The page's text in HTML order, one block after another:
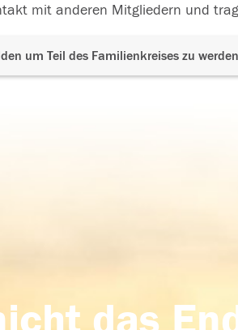
mit anderen Mitgliedern und
um Teil des Familienkreises zu